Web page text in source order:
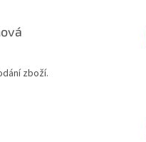
5 z 5 hvězdiček.
zboží.